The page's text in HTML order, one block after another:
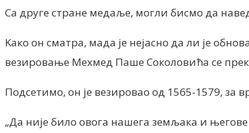
Са друге стране медаље, могли бисмо да
Kако он сматра, мада је нејасно да ли је
везировање Мехмед Паше Соколовића се
Подсетимо, он је везировао од 1565-1579,
„Да није било овога нашега земљака и